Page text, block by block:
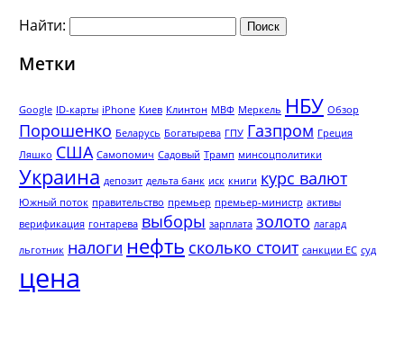
Найти:
Метки
Google ID-карты iPhone Киев Клинтон МВФ Меркель НБУ Обзор
Порошенко Беларусь Богатырева ГПУ Газпром Греция
Ляшко США Самопомич Садовый Трамп минсоцполитики
Украина депозит дельта банк иск книги курс валют
Южный поток правительство премьер премьер-министр активы
верификация гонтарева выборы зарплата золото лагард
льготник налоги нефть сколько стоит санкции ЕС суд
цена